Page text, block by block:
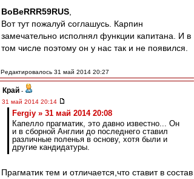
BoBeRRR59RUS
Вот тут пожалуй соглашусь. Карпин
замечательно исполнял функции капитана. И в
том числе поэтому он у нас так и не появился.
Редактировалось 31 май 2014 20:27
Край -
31 май 2014 20:14
Fergiy » 31 май 2014 20:08
Капелло прагматик, это давно известно... Он
и в сборной Англии до последнего ставил
различные поленья в основу, хотя были и
другие кандидатуры.
Прагматик тем и отличается,что ставит в состав